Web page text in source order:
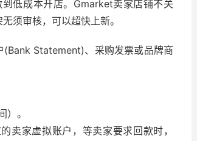
低成本开店。Gmarket卖家店铺不关
须审核，可以超快上新。
(Bank Statement)、采购发票或品牌商
。
卖家虚拟账户，等卖家要求回款时，